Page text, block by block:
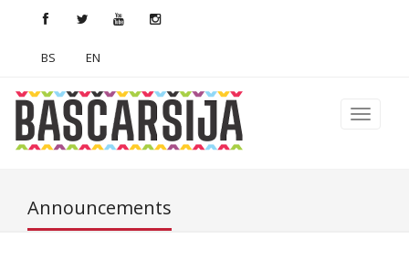
BS EN
Announcements